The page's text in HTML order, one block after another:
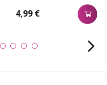
4,99 €